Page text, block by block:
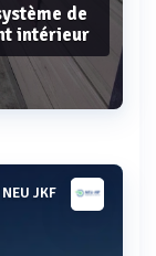
de
intérieur
NEU JKF